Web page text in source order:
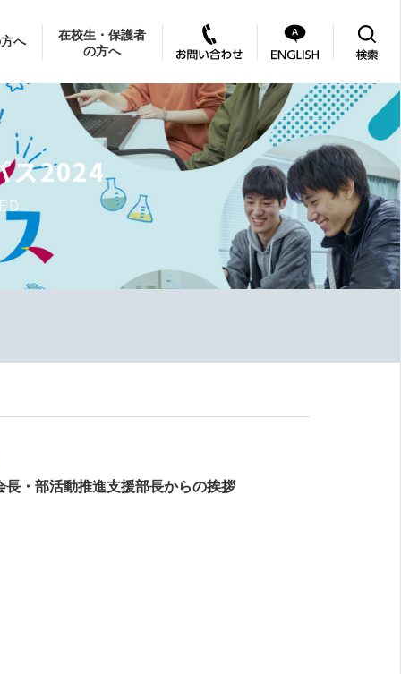
へ
在校生・保護者
の方へ
ス2024
長・部活動推進支援部長からの挨拶